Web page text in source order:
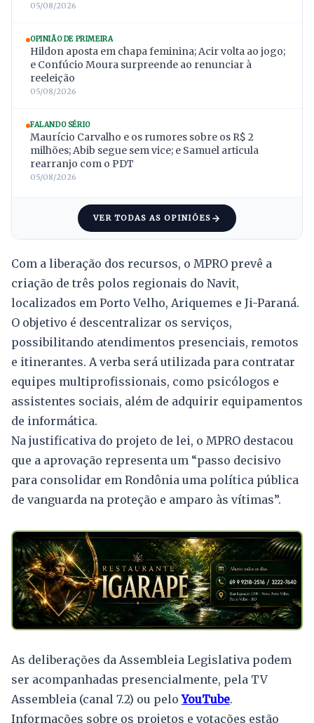
05/08/2026
OPINIÃO DE PRIMEIRA
Hildon aposta em chapa feminina; Acir volta ao jogo;
e Confúcio Moura surpreende ao renunciar à
reeleição
05/08/2026
FALANDO SÉRIO
Maurício Carvalho e os rumores sobre os R$ 2
milhões; Abib segue sem vice; e Samuel articula
rearranjo com o PDT
05/08/2026
VER TODAS AS OPINIÕES
Com a liberação dos recursos, o MPRO prevê a
criação de três polos regionais do Navit,
localizados em Porto Velho, Ariquemes e Ji-Paraná.
O objetivo é descentralizar os serviços,
possibilitando atendimentos presenciais, remotos
e itinerantes. A verba será utilizada para contratar
equipes multiprofissionais, como psicólogos e
assistentes sociais, além de adquirir equipamentos
de informática.
Na justificativa do projeto de lei, o MPRO destacou
que a aprovação representa um “passo decisivo
para consolidar em Rondônia uma política pública
de vanguarda na proteção e amparo às vítimas”.
As deliberações da Assembleia Legislativa podem
ser acompanhadas presencialmente, pela TV
Assembleia (canal 7.2) ou peloYouTube.
Informações sobre os projetos e votações estão